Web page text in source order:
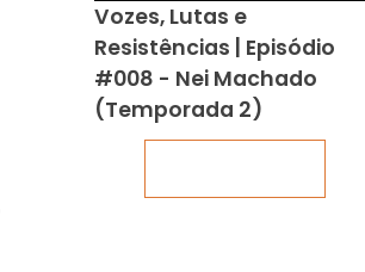
Vozes, Lutas e
Resistências | Episódio
#008 - Nei Machado
(Temporada 2)